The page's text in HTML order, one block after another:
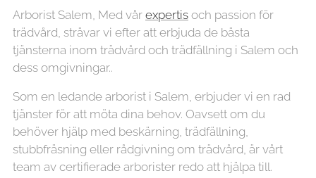
Arborist Salem, Med vår expertis och passion för
trädvård, strävar vi efter att erbjuda de bästa
tjänsterna inom trädvård och trädfällning i Salem och
dess omgivningar..
Som en ledande arborist i Salem, erbjuder vi en rad
tjänster för att möta dina behov. Oavsett om du
behöver hjälp med beskärning, trädfällning,
stubbfräsning eller rådgivning om trädvård, är vårt
team av certifierade arborister redo att hjälpa till.